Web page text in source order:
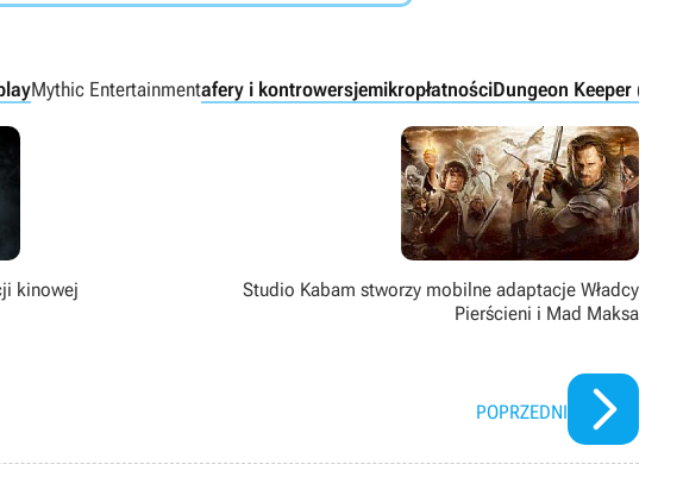
Mythic Entertainmentafery i kontrowersjemikropłatnościDungeon Keeper (2014)
kinowej
Studio Kabam stworzy mobilne adaptacje Władcy
Pierścieni i Mad Maksa
POPRZEDNI